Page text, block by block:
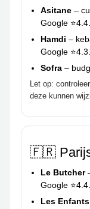
Asitane –
Google ⭐4.4.
Hamdi –
Google ⭐4.3.
Sofra –
Let op:
deze kunnen
🇫🇷 Parijs
Le Butcher
Google ⭐4.4.
Les